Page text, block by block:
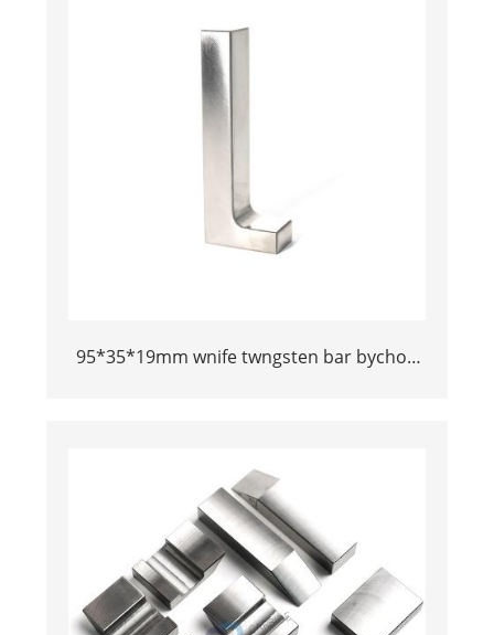
95*35*19mm wnife twngsten bar bychod